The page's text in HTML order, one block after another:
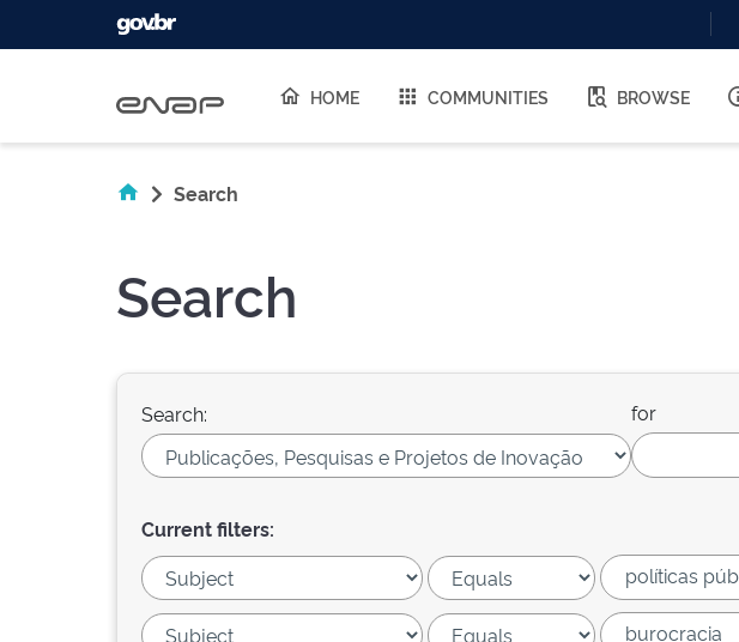
HOME COMMUNITIES BROWSE
Search
Search
Search: for
Current filters: